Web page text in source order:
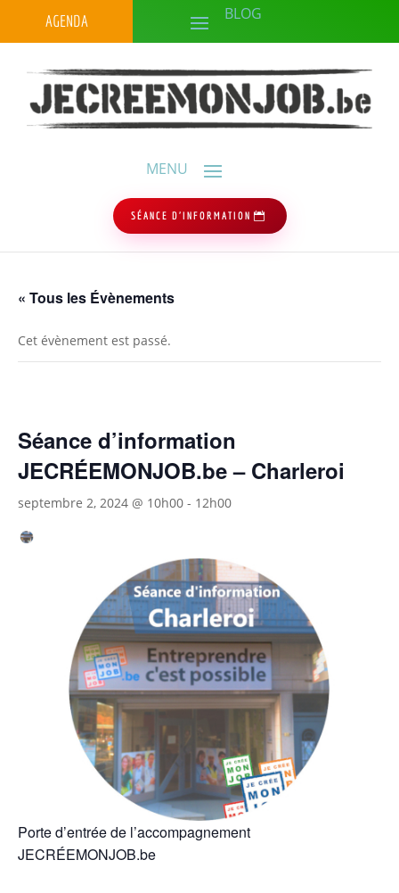
AGENDA
SÉANCE D'INFORMATION
« Tous les Évènements
Cet évènement est passé.
Séance d’information
JECRÉEMONJOB.be – Charleroi
septembre 2, 2024 @ 10h00 - 12h00
Porte d’entrée de l’accompagnement
JECRÉEMONJOB.be